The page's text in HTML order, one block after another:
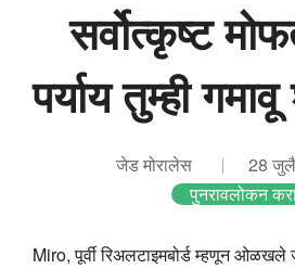
सर्वोत्कृष्ट
पर्याय तुम्ही
जेड मोरालेस
28
पुनरावलोकन
Miro, पूर्वी रिअलटाइमबोर्ड म्हणून